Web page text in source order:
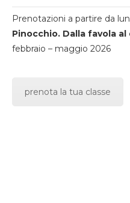
Prenotazioni a partire da
Pinocchio. Dalla favola
febbraio – maggio 2026
prenota la tua classe